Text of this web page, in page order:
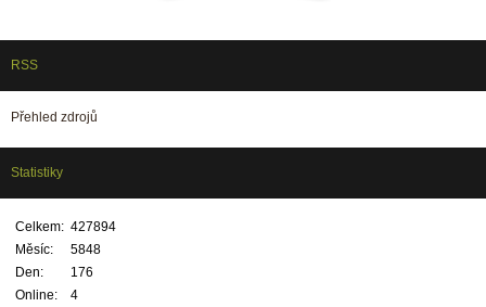
RSS
Přehled zdrojů
Statistiky
Online: 4
Celkem: 427894
Měsíc:
5848
Den:
176